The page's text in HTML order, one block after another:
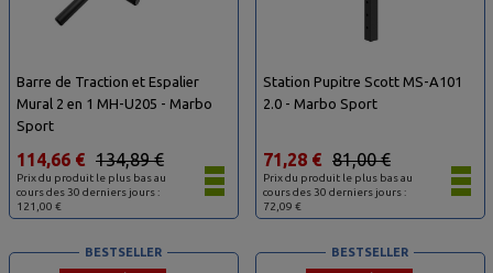
Barre de Traction et Espalier
Mural 2 en 1 MH-U205 - Marbo
Sport
Prix du produit le plus bas au
cours des 30 derniers jours :
121,00 €
134,89 €
114,66 €
Station Pupitre Scott MS-A101
2.0 - Marbo Sport
Prix du produit le plus bas au
cours des 30 derniers jours :
72,09 €
81,00 €
71,28 €
BESTSELLER BESTSELLER